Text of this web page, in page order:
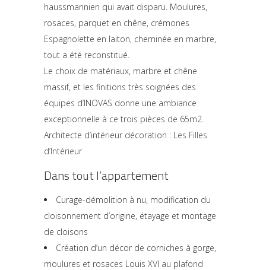
haussmannien qui avait disparu. Moulures,
rosaces, parquet en chêne, crémones
Espagnolette en laiton, cheminée en marbre,
tout a été reconstitué.
Le choix de matériaux, marbre et chêne
massif, et les finitions très soignées des
équipes d’INOVAS donne une ambiance
exceptionnelle à ce trois pièces de 65m2.
Architecte d’intérieur décoration : Les Filles
d’Intérieur
Dans tout l’appartement
Curage-démolition à nu, modification du
cloisonnement d’origine, étayage et montage
de cloisons
Création d’un décor de corniches à gorge,
moulures et rosaces Louis XVI au plafond